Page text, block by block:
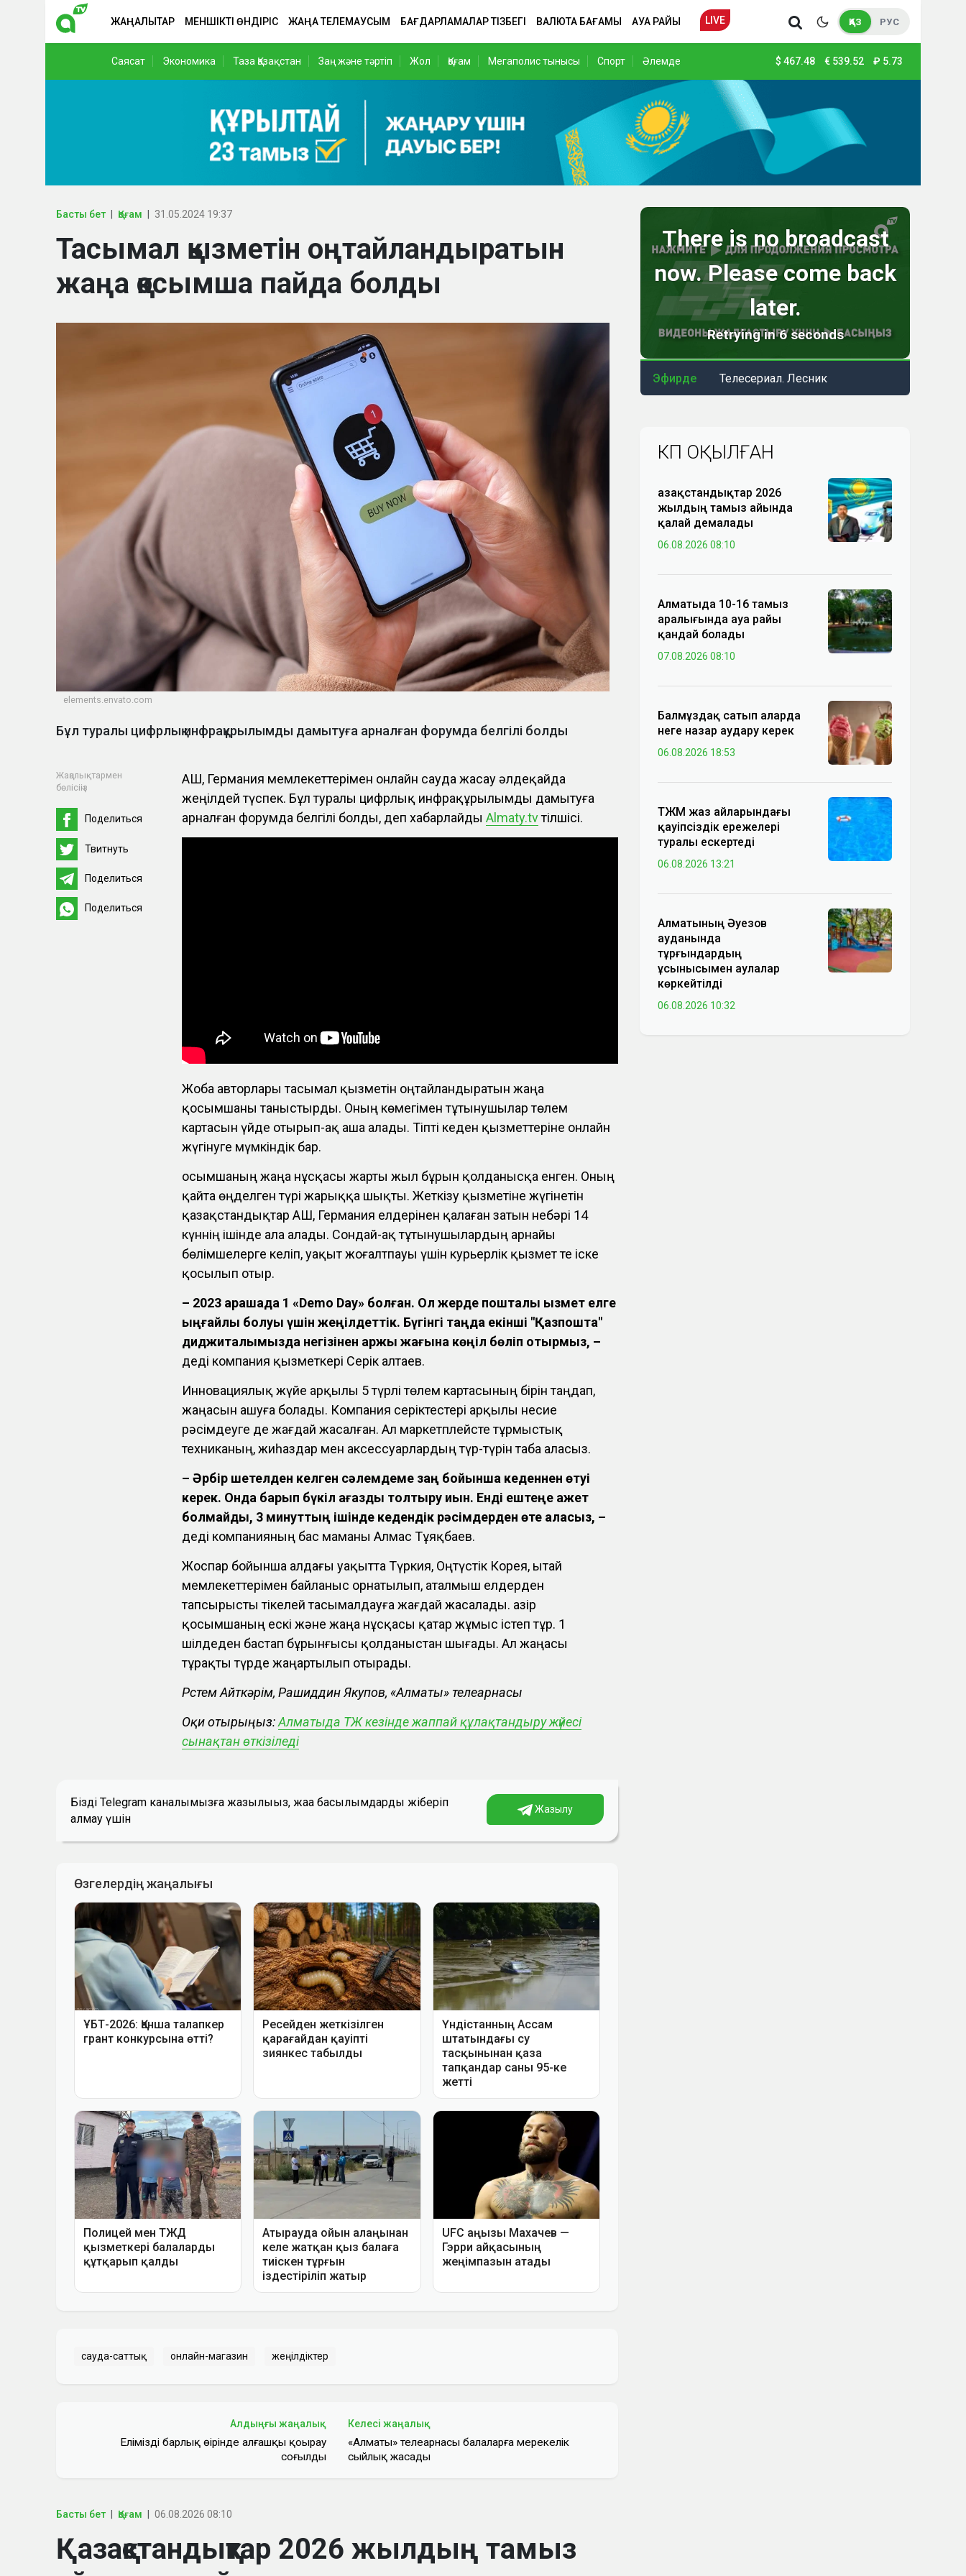
ЖАҢАЛЫҚТАР МЕНШІКТІ ӨНДІРІС ЖАҢА ТЕЛЕМАУСЫМ БАҒДАРЛАМАЛАР ТІЗБЕГІ ВАЛЮТА БАҒАМЫ АУА РАЙЫ LIVE ҚАЗ РУС
Саясат Экономика Таза Қазақстан Заң және тәртіп Жол Қоғам Мегаполис тынысы Спорт Әлемде $ 467.48 € 539.52 ₽ 5.73
Басты бет Қоғам 31.05.2024 19:37
Тасымал қызметін оңтайландыратын
жаңа қосымша пайда болды
elements.envato.com
Бұл туралы цифрлық инфрақұрылымды дамытуға арналған форумда белгілі болды
Жаңалықтармен
бөлісіңіз
Поделиться
Твитнуть
Поделиться
Поделиться
АҚШ, Германия мемлекеттерімен онлайн сауда жасау әлдеқайда
жеңілдей түспек. Бұл туралы цифрлық инфрақұрылымды дамытуға
арналған форумда белгілі болды, деп хабарлайдыAlmaty.tvтілшісі.
Жоба авторлары тасымал қызметін оңтайландыратын жаңа
қосымшаны таныстырды. Оның көмегімен тұтынушылар төлем
картасын үйде отырып-ақ аша алады. Тіпті кеден қызметтеріне онлайн
жүгінуге мүмкіндік бар.
Қосымшаның жаңа нұсқасы жарты жыл бұрын қолданысқа енген. Оның
қайта өңделген түрі жарыққа шықты. Жеткізу қызметіне жүгінетін
қазақстандықтар АҚШ, Германия елдерінен қалаған затын небәрі 14
күннің ішінде ала алады. Сондай-ақ тұтынушылардың арнайы
бөлімшелерге келіп, уақыт жоғалтпауы үшін курьерлік қызмет те іске
қосылып отыр.
– 2023 қарашада 1 «Demo Day» болған. Ол жерде пошталық қызмет елге
ыңғайлы болуы үшін жеңілдеттік. Бүгінгі таңда екінші "Қазпошта"
диджиталымызда негізінен қаржы жағына көңіл бөліп отырмыз, –
деді компания қызметкері Серік Қалтаев.
Инновациялық жүйе арқылы 5 түрлі төлем картасының бірін таңдап,
жаңасын ашуға болады. Компания серіктестері арқылы несие
рәсімдеуге де жағдай жасалған. Ал маркетплейсте тұрмыстық
техниканың, жиһаздар мен аксессуарлардың түр-түрін таба аласыз.
– Әрбір шетелден келген сәлемдеме заң бойынша кеденнен өтуі
керек. Онда барып бүкіл қағазды толтыру қиын. Енді ештеңе қажет
болмайды, 3 минуттың ішінде кедендік рәсімдерден өте аласыз, –
деді компанияның бас маманы Алмас Тұяқбаев.
Жоспар бойынша алдағы уақытта Түркия, Оңтүстік Корея, Қытай
мемлекеттерімен байланыс орнатылып, аталмыш елдерден
тапсырысты тікелей тасымалдауға жағдай жасалады. Қазір
қосымшаның ескі және жаңа нұсқасы қатар жұмыс істеп тұр. 1
шілдеден бастап бұрынғысы қолданыстан шығады. Ал жаңасы
тұрақты түрде жаңартылып отырады.
Рүстем Айткәрім, Рашиддин Якупов, «Алматы» телеарнасы
Оқи отырыңыз:Алматыда ТЖ кезінде жаппай құлақтандыру жүйесі
сынақтан өткізіледі
Біздің Telegram каналымызға жазылыңыз, жаңа басылымдарды жіберіп
алмау үшін
Жазылу
сауда-саттық онлайн-магазин жеңілдіктер
Алдыңғы жаңалық
Еліміздің барлық өңірінде алғашқы қоңырау
соғылды
Келесі жаңалық
«Алматы» телеарнасы балаларға мерекелік
сыйлық жасады
Басты бет Қоғам 06.08.2026 08:10
Қазақстандықтар 2026 жылдың тамыз
Эфирде Телесериал. Лесник
КӨП ОҚЫЛҒАН
Қазақстандықтар 2026
жылдың тамыз айында
қалай демалады
06.08.2026 08:10
Алматыда 10-16 тамыз
аралығында ауа райы
қандай болады
07.08.2026 08:10
Балмұздақ сатып аларда
неге назар аудару керек
06.08.2026 18:53
ТЖМ жаз айларындағы
қауіпсіздік ережелері
туралы ескертеді
06.08.2026 13:21
Алматының Әуезов
ауданында
тұрғындардың
ұсынысымен аулалар
көркейтілді
06.08.2026 10:32